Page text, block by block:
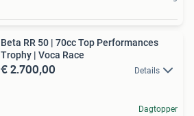
Beta RR 50 | 70cc Top Performances
Trophy | Voca Race
€ 2.700,00 Details
Dagtopper